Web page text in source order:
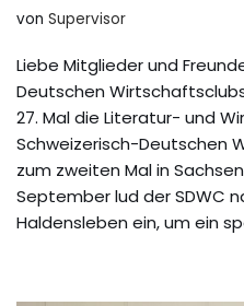
von Supervisor
Liebe Mitglieder und
Deutschen
27. Mal die Literatur- und
Schweizerisch-Deutschen
zum zweiten Mal in
September lud der SDWC
Haldensleben ein, um ein